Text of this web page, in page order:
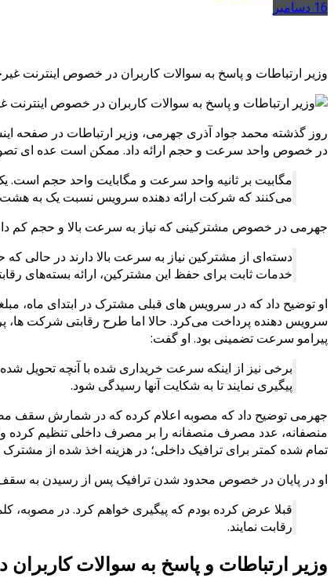
16 دسامبر
وزیر ارتباطات و پاسخ به سوالات کاربران در خصوص اینترنت
روز گذشته محمد جواد آذری جهرمی، وزیر ارتباطات در صفحه
در خصوص واحد سرعت و حجم ارائه داد. ممکن است عده ای تصور
مگابیت بر ثانیه واحد سرعت و مگابایت واحد حجم
می‌کنند که شرکت ارائه دهنده سرویس نسبت یک به
جهرمی در خصوص مشترکینی که نیاز به سرعت بالا و حجم کم
دسته‌ای از مشترکین نیاز به سرعت بالا دارند در حالی
خدمات ثابت برای حفظ این مشترکین، ارائه بسته‌های
او توضیح داد که در سرویس های قبلی مشترک در ابتدای ماه،
سرویس دهنده پرداخت می‌کرد. حالا اما طرح رقابتی شرکت
پیرامو سرعت تضمینی بود. او گفت:
برخی نیز از اینکه سرعت خریداری شده با آنچه تحویل
پیگیری نمایند تا به شکایت آنها رسیدگی شود.
جهرمی توضیح داد که مصوبه اعلام کرده که در شمارش سقف
منصفانه، عدد مصرف منصفانه را بر مصرف داخلی تنظیم کرده و
تمام شده کمتر برای ترافیک داخلی؛ در هزینه اخذ شده از
او در پایان در خصوص محدود شدن ترافیک پس از رسیدن به
قبلا عرض کرده بودم که پیگیری خواهم کرد. در مصوبه،
رقابت نمایند.
وزیر ارتباطات و پاسخ به سوالات